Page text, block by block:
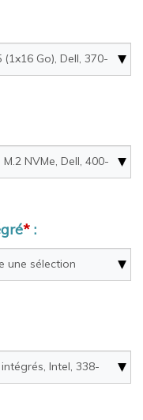
* :